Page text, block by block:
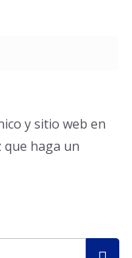
y sitio web en
haga un